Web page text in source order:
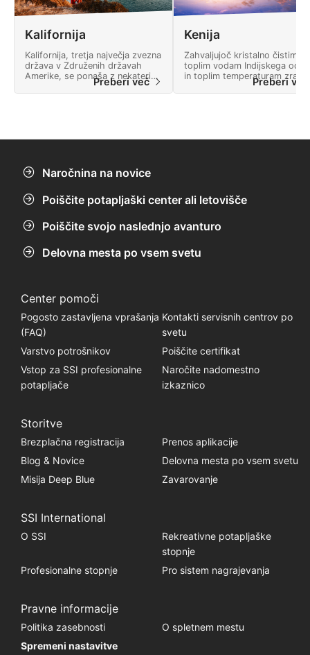
Kalifornija
Kalifornija, tretja največja zvezna
država v Združenih državah
Amerike, se ponaša z nekaterimi
najboljšimi potapljači v hladni
vodi v državi.
Preberi več
Kenija
Zahvaljujoč kristalno čistim,
toplim vodam Indijskega
in toplim temperaturam zraka
skozi vse leto ponuja
v Keniji vrhunsko potapljaško
Preberi
Naročnina na novice
Poiščite potapljaški center ali letovišče
Poiščite svojo naslednjo avanturo
Delovna mesta po vsem svetu
Center pomoči
Pogosto zastavljena vprašanja
(FAQ)
Kontakti servisnih centrov po
svetu
Varstvo potrošnikov
Poiščite certifikat
Vstop za SSI profesionalne
potapljače
Naročite nadomestno
izkaznico
Storitve
Brezplačna registracija
Prenos aplikacije
Blog & Novice
Delovna mesta po vsem svetu
Misija Deep Blue
Zavarovanje
SSI International
O SSI
Rekreativne potapljaške
stopnje
Profesionalne stopnje
Pro sistem nagrajevanja
Pravne informacije
Politika zasebnosti
O spletnem mestu
Spremeni nastavitve